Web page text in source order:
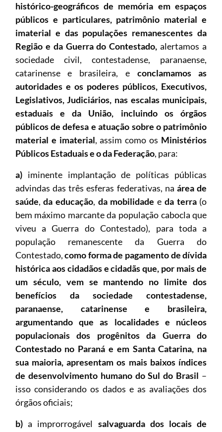
histórico-geográficos de memória em espaços
públicos e particulares, patrimônio material e
imaterial e das populações remanescentes da
Região e da Guerra do Contestado,alertamos a
sociedade civil, contestadense, paranaense,
catarinense e brasileira, e conclamamos as
autoridades e os poderes públicos, Executivos,
Legislativos, Judiciários, nas escalas municipais,
estaduais e da União, incluindo os órgãos
públicos de defesa e atuação sobre o patrimônio
material e imaterial, assim como os Ministérios
Públicos Estaduais e o da Federação, para:
a)iminente implantação de políticas públicas
advindas das três esferas federativas, naárea de
saúde,da educação, da mobilidade e da terra(o
bem máximo marcante da população cabocla que
viveu a Guerra do Contestado), para toda a
população remanescente da Guerra do
Contestado,como forma de pagamento de dívida
histórica aos cidadãos e cidadãs que, por mais de
um século, vem se mantendo no limite dos
benefícios da sociedade contestadense,
paranaense, catarinense e brasileira,
argumentando que as localidades e núcleos
populacionais dos progênitos da Guerra do
Contestado no Paraná e em Santa Catarina, na
sua maioria, apresentam os mais baixos índices
de desenvolvimento humano do Sul do Brasil –
isso considerando os dados e as avaliações dos
órgãos oficiais;
b)a improrrogável salvaguarda dos locais de